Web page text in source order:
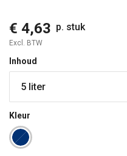
€ 4,63 p. stuk
Excl. BTW
Inhoud
Kleur